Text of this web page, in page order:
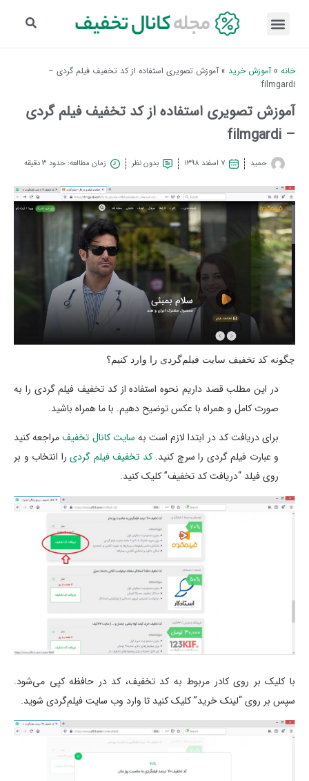
خانه » آموزش خرید » آموزش تصویری استفاده از کد تخفیف فیلم گردی –
filmgardi
آموزش تصویری استفاده از کد تخفیف فیلم گردی
– filmgardi
حمید ۷ اسفند ۱۳۹۸ بدون نظر زمان مطالعه: حدود 3 دقیقه
چگونه کد تخفیف سایت فیلم‌گردی را وارد کنیم؟
در این مطلب قصد داریم نحوه استفاده از کد تخفیف فیلم گردی را به
صورت کامل و همراه با عکس توضیح دهیم. با ما همراه باشید.
برای دریافت کد در ابتدا لازم است به سایت کانال تخفیفمراجعه کنید
و عبارت فیلم گردی را سرچ کنید.کد تخفیف فیلم گردی را انتخاب و بر
روی فیلد “دریافت کد تخفیف” کلیک کنید.
با کلیک بر روی کادر مربوط به کد تخفیف، کد در حافظه کپی می‌شود.
سپس بر روی “لینک خرید” کلیک کنید تا وارد وب سایت فیلم‌گردی شوید.